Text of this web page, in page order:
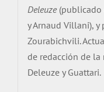
Deleuze(publicado
y Arnaud Villani), y
Zourabichvili.
de redacción de la
Deleuze y Guattari.